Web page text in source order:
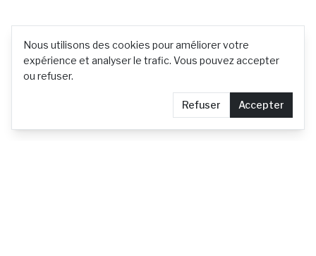
Nous utilisons des cookies pour améliorer votre
expérience et analyser le trafic. Vous pouvez accepter
ou refuser.
Refuser Accepter